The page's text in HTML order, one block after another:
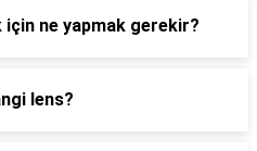
için ne yapmak gerekir?
lens?